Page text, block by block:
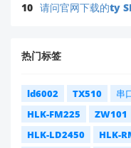
10 请问官网下载的ty
热门标签
ld6002 TX510 串
HLK-FM225
ZW101
HLK-LD2450
HLK-